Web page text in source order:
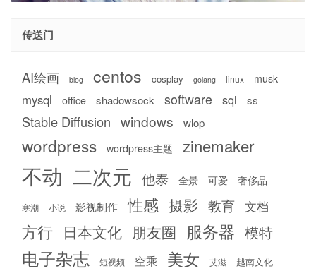
传送门
AI绘画 blog centos cosplay golang linux musk
mysql office shadowsock software sql ss
Stable Diffusion windows wlop
wordpress wordpress主题 zinemaker
不动 二次元 他泰 全景 可爱 奢侈品
寒潮 小说 影视制作 性感 摄影 教育 文档
方行 日本文化 朋友圈 服务器 模特
电子杂志 短视频 空乘 美女 艾滋 越南文化